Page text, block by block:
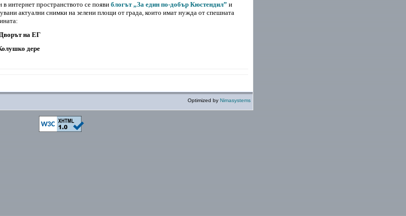
интернет пространството се появиблогът „За един по-добър Кюстендил” и
актуални снимки на зелени площи от града, които имат нужда от спешната
на ЕГ
дере
Optimized by Nimasystems